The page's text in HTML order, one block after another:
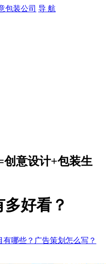
导 航
创意设计+包装生
好看？
有哪些？广告策划怎么写？